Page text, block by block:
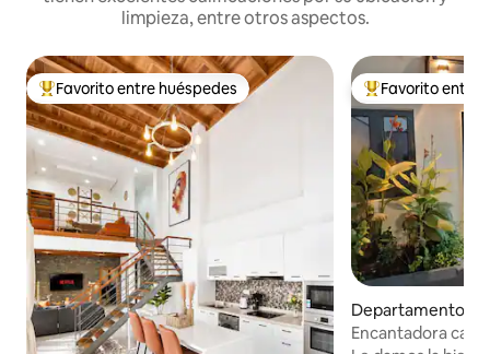
limpieza, entre otros aspectos.
De los mejores en Favorito entre huéspedes
Favorito entre huéspedes De los mejores
Favorito entre
Departamento en
Encantadora